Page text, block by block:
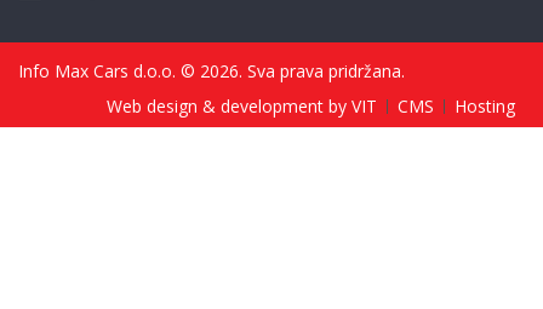
Info Max Cars d.o.o. © 2026. Sva prava pridržana.
Web design & development by VIT
CMS Hosting